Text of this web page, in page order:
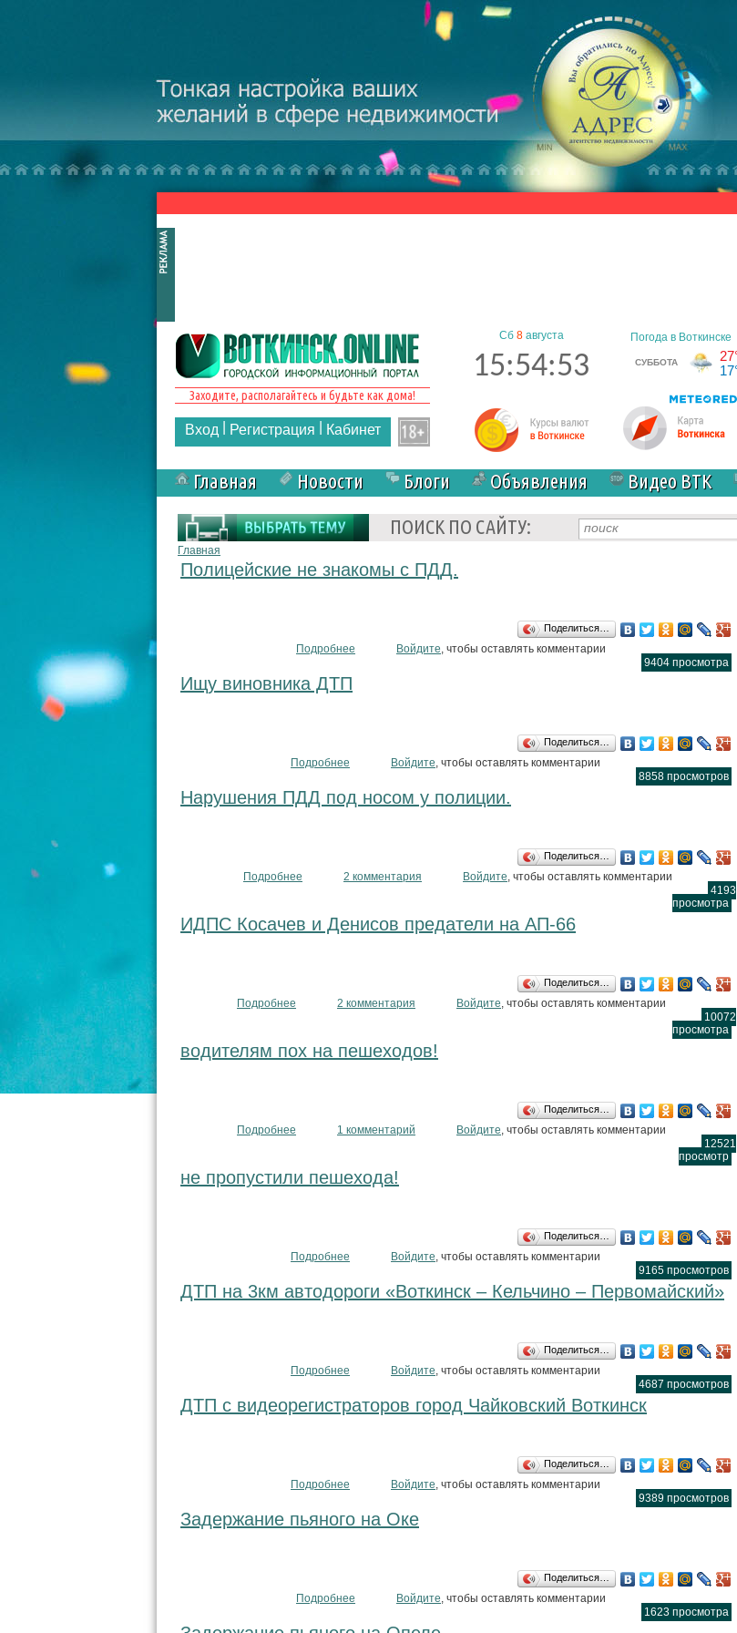
Заходите, располагайтесь и будьте как дома!
Вход Регистрация Кабинет
Сб 8августа
15:54:53
Главная Новости Блоги Объявления Видео ВТК
ПОИСК ПО САЙТУ:
Форма поиска
Вы здесь
Главная
Полицейские не знакомы с ПДД.
Поделиться…
Подробнее о Полицейские не знакомы с ПДД.
Войдите, чтобы оставлять комментарии
9404 просмотра
Ищу виновника ДТП
Поделиться…
Подробнее о Ищу виновника ДТП
Войдите, чтобы оставлять комментарии
8858 просмотров
Нарушения ПДД под носом у полиции.
Поделиться…
Подробнее о Нарушения ПДД под носом у полиции.
2 комментария Войдите, чтобы оставлять комментарии
4193
просмотра
ИДПС Косачев и Денисов предатели на АП-66
Поделиться…
Подробнее о ИДПС Косачев и Денисов предатели на АП-66
2 комментария Войдите, чтобы оставлять комментарии
10072
просмотра
водителям пох на пешеходов!
Поделиться…
Подробнее о водителям пох на пешеходов!
1 комментарий Войдите, чтобы оставлять комментарии
12521
просмотр
не пропустили пешехода!
Поделиться…
Подробнее о не пропустили пешехода!
Войдите, чтобы оставлять комментарии
9165 просмотров
ДТП на 3км автодороги «Воткинск – Кельчино – Первомайский»
Поделиться…
Подробнее о ДТП на 3км автодороги «Воткинск – Кельчино – Первомайский»
Войдите, чтобы оставлять комментарии
4687 просмотров
ДТП с видеорегистраторов город Чайковский Воткинск
Поделиться…
Подробнее о ДТП с видеорегистраторов город Чайковский Воткинск
Войдите, чтобы оставлять комментарии
9389 просмотров
Задержание пьяного на Оке
Поделиться…
Подробнее о Задержание пьяного на Оке
Войдите, чтобы оставлять комментарии
1623 просмотра